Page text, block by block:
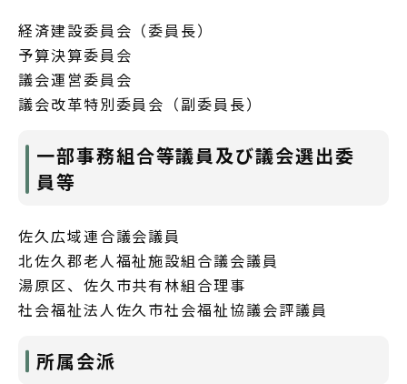
経済建設委員会（委員長）
予算決算委員会
議会運営委員会
議会改革特別委員会（副委員長）
一部事務組合等議員及び議会選出委
員等
佐久広域連合議会議員
北佐久郡老人福祉施設組合議会議員
湯原区、佐久市共有林組合理事
社会福祉法人佐久市社会福祉協議会評議員
所属会派